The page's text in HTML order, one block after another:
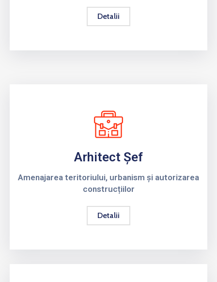
Detalii
Arhitect Șef
Amenajarea teritoriului, urbanism și autorizarea
construcțiilor
Detalii